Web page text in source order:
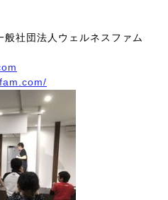
社団法人ウェルネスファム